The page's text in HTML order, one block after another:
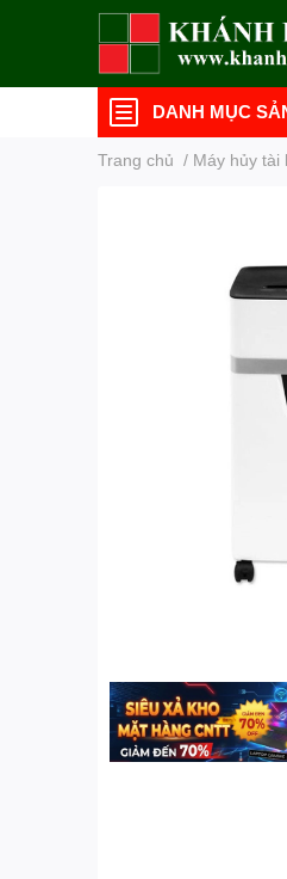
DANH MỤC
Trang chủ / Máy hủy tài